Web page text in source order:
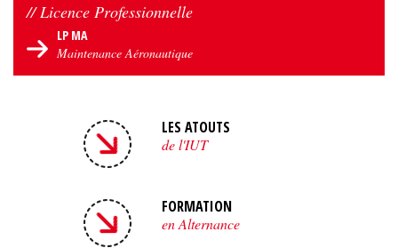
// Licence Professionnelle
LP MA
Maintenance Aéronautique
LES ATOUTS
de l'IUT
FORMATION
en Alternance